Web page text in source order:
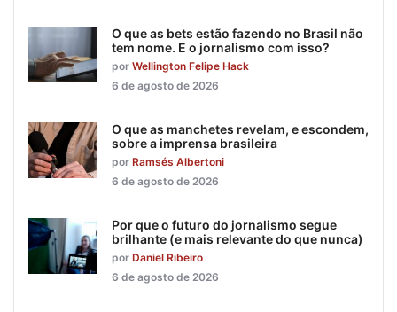
O que as bets estão fazendo no Brasil não
tem nome. E o jornalismo com isso?
por Wellington Felipe Hack
6 de agosto de 2026
O que as manchetes revelam, e escondem,
sobre a imprensa brasileira
por Ramsés Albertoni
6 de agosto de 2026
Por que o futuro do jornalismo segue
brilhante (e mais relevante do que nunca)
por Daniel Ribeiro
6 de agosto de 2026